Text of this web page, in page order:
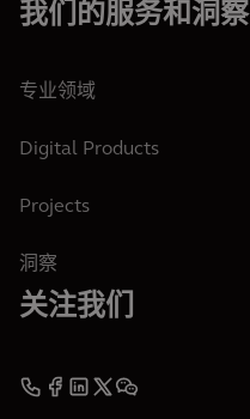
我们的服务和洞察
专业领域
Digital Products
Projects
洞察
关注我们